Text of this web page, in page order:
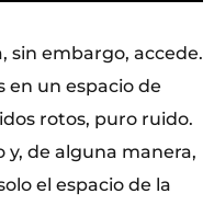
sin embargo, accede.
en un espacio de
rotos, puro ruido.
y, de alguna manera,
el espacio de la